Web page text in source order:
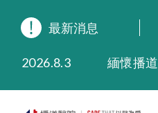
最新消息
2026.8.3